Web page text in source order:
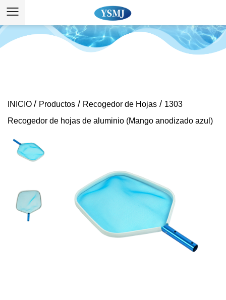
INICIO / Productos / Recogedor de Hojas / 1303
Recogedor de hojas de aluminio (Mango anodizado azul)